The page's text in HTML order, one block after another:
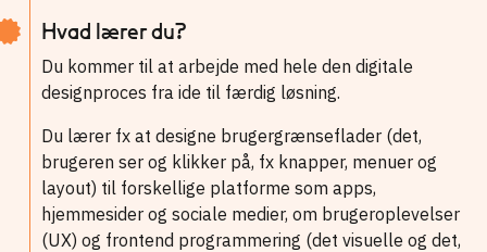
Hvad lærer du?
Du kommer til at arbejde med hele den digitale
designproces fra ide til færdig løsning.
Du lærer fx at designe brugergrænseflader (det,
brugeren ser og klikker på, fx knapper, menuer og
layout) til forskellige platforme som apps,
hjemmesider og sociale medier, om brugeroplevelser
(UX) og frontend programmering (det visuelle og det,